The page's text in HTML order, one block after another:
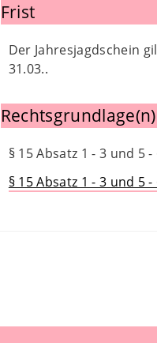
Frist
Der Jahresjagdschein
31.03..
Rechtsgrundlage(n)
§ 15 Absatz 1 - 3 und 5
§ 15 Absatz 1 - 3 und 5